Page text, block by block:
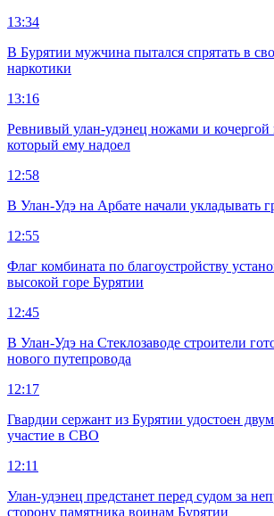
13:34
В Бурятии мужчина пытался спрятать в
наркотики
13:16
Ревнивый улан-удэнец ножами и кочергой
который ему надоел
12:58
В Улан-Удэ на Арбате начали укладывать
12:55
Флаг комбината по благоустройству
высокой горе Бурятии
12:45
В Улан-Удэ на Стеклозаводе строители
нового путепровода
12:17
Гвардии сержант из Бурятии удостоен
участие в СВО
12:11
Улан-удэнец предстанет перед судом за
сторону памятника воинам Бурятии